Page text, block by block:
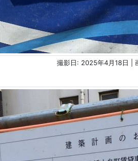
撮影日: 2025年4月18日 |